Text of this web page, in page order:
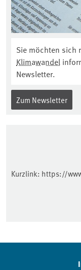
Sie möchten sich
Klimawandel
Newsletter.
Zum Newsletter
Kurzlink: https://